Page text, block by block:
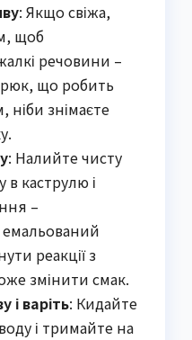
: Якщо свіжа,
щоб
речовини –
що робить
ніби знімаєте
: Налийте чисту
в каструлю і
–
реакції з
змінити смак.
і варіть: Кидайте
і тримайте на